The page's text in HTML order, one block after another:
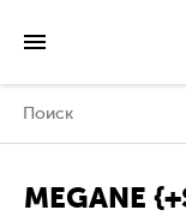
MEGANE